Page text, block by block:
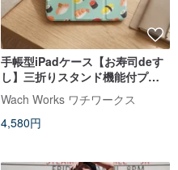
手帳型iPadケース【お寿司deす
し】三折りスタンド機能付プラ
ケースタイプ
Wach Works ワチワークス
4,580円